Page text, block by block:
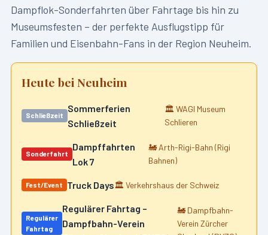
Dampflok-Sonderfahrten über Fahrtage bis hin zu
Museumsfesten – der perfekte Ausflugstipp für
Familien und Eisenbahn-Fans in der Region Neuheim.
Heute beiNeuheim
Schließzeit
Sommerferien
Schließzeit
🏛️ WAGI Museum
Schlieren
Sonderfahrt
Dampffahrten
Lok 7
🚂 Arth-Rigi-Bahn (Rigi
Bahnen)
Fest/Event Truck Days🏛️ Verkehrshaus der Schweiz
Regulärer
Fahrtag
Regulärer Fahrtag –
Dampfbahn-Verein
🚂 Dampfbahn-
Verein Zürcher